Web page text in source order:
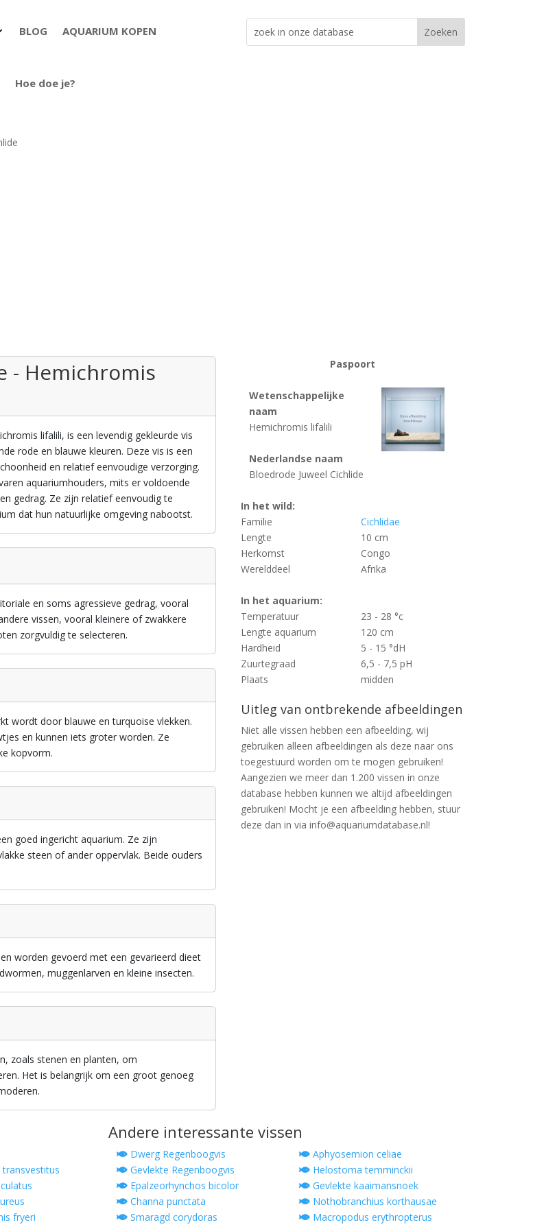
BLOG AQUARIUM KOPEN
Hoe doe je?
Paspoort
Wetenschappelijke
naam
Hemichromis lifalili
Nederlandse naam
Bloedrode Juweel Cichlide
In het wild:
Familie
Cichlidae
Lengte
10 cm
Herkomst
Congo
Werelddeel
Afrika
In het aquarium:
Temperatuur
23 - 28 °c
Lengte aquarium
120 cm
Hardheid
5 - 15 °dH
Zuurtegraad
6,5 - 7,5 pH
Plaats
midden
Uitleg van ontbrekende afbeeldingen
Niet alle vissen hebben een afbeelding, wij
gebruiken alleen afbeeldingen als deze naar ons
toegestuurd worden om te mogen gebruiken!
Aangezien we meer dan 1.200 vissen in onze
database hebben kunnen we altijd afbeeldingen
gebruiken! Mocht je een afbeelding hebben, stuur
deze dan in via info@aquariumdatabase.nl!
- Hemichromis
lifalili, is een levendig gekleurde vis
rode en blauwe kleuren. Deze vis is een
en relatief eenvoudige verzorging.
aquariumhouders, mits er voldoende
gedrag. Ze zijn relatief eenvoudig te
dat hun natuurlijke omgeving nabootst.
en soms agressieve gedrag, vooral
vissen, vooral kleinere of zwakkere
zorgvuldig te selecteren.
wordt door blauwe en turquoise vlekken.
en kunnen iets groter worden. Ze
kopvorm.
goed ingericht aquarium. Ze zijn
steen of ander oppervlak. Beide ouders
worden gevoerd met een gevarieerd dieet
muggenlarven en kleine insecten.
zoals stenen en planten, om
Het is belangrijk om een groot genoeg
fryeri
Andere interessante vissen
Dwerg Regenboogvis
Aphyosemion celiae
Gevlekte Regenboogvis
Helostoma temminckii
Epalzeorhynchos bicolor
Gevlekte kaaimansnoek
Channa punctata
Nothobranchius korthausae
Smaragd corydoras
Macropodus erythropterus